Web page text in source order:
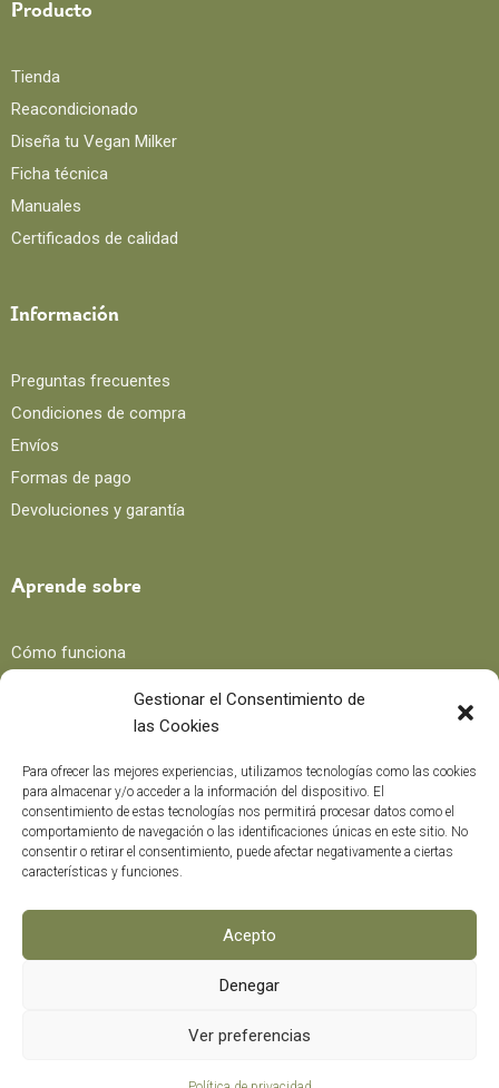
Gestionar el Consentimiento de
las Cookies
Para ofrecer las mejores experiencias, utilizamos tecnologías como las cookies
para almacenar y/o acceder a la información del dispositivo. El
consentimiento de estas tecnologías nos permitirá procesar datos como el
comportamiento de navegación o las identificaciones únicas en este sitio. No
consentir o retirar el consentimiento, puede afectar negativamente a ciertas
características y funciones.
Acepto
Denegar
Ver preferencias
Producto
Tienda
Reacondicionado
Diseña tu Vegan Milker
Ficha técnica
Manuales
Certificados de calidad
Información
Preguntas frecuentes
Condiciones de compra
Envíos
Formas de pago
Devoluciones y garantía
Aprende sobre
Cómo funciona
Blog
Recetas
Trucos y consejos